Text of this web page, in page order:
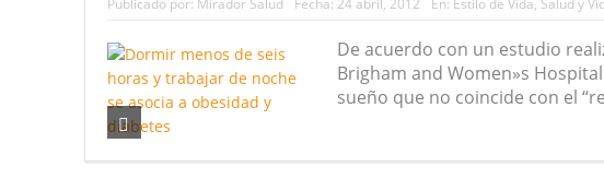
Publicado por: Mirador Salud Fecha: 24 abril, 2012 En: Estilo de Vida, Salud y
De acuerdo con un estudio
Brigham and Women»s
sueño que no coincide con el